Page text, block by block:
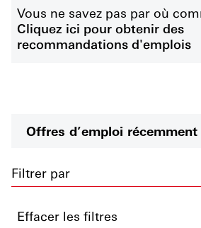
Vous ne savez pas par où
Cliquez ici pour obtenir des
recommandations d'emplois
Offres d’emploi
Filtrer par
Effacer les filtres